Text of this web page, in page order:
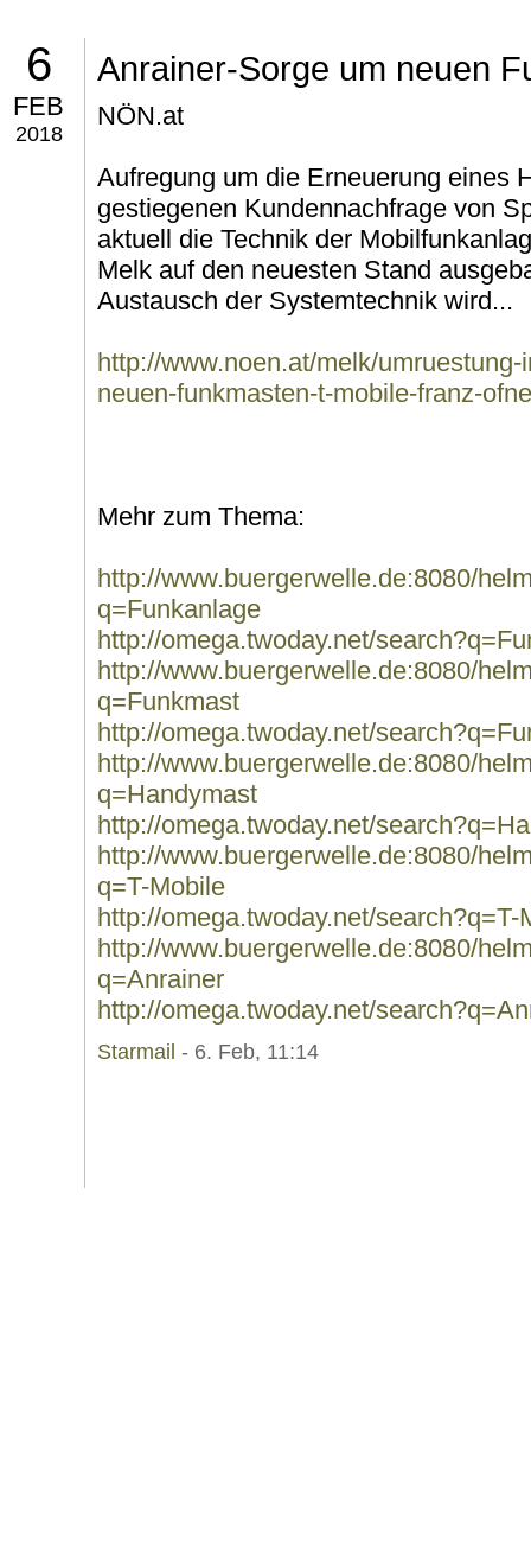
6
FEB
2018
Anrainer-Sorge um neuen
NÖN.at
Aufregung um die Erneuerung eines
gestiegenen Kundennachfrage von
aktuell die Technik der
Melk auf den neuesten Stand
Austausch der Systemtechnik wird...
http://www.noen.at/melk/
neuen-funkmasten-t-mobile-franz-
Mehr zum Thema:
http://www.buergerwelle.de:8080/
q=Funkanlage
http://omega.twoday.net/
http://www.buergerwelle.de:8080/
q=Funkmast
http://omega.twoday.net/
http://www.buergerwelle.de:8080/
q=Handymast
http://omega.twoday.net/
http://www.buergerwelle.de:8080/
q=T-Mobile
http://omega.twoday.net/search?q=T-
http://www.buergerwelle.de:8080/
q=Anrainer
http://omega.twoday.net/
Starmail - 6. Feb, 11:14